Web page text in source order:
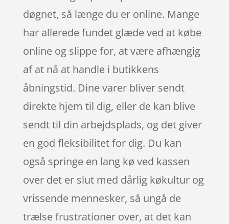
døgnet, så længe du er online. Mange
har allerede fundet glæde ved at købe
online og slippe for, at være afhængig
af at nå at handle i butikkens
åbningstid. Dine varer bliver sendt
direkte hjem til dig, eller de kan blive
sendt til din arbejdsplads, og det giver
en god fleksibilitet for dig. Du kan
også springe en lang kø ved kassen
over det er slut med dårlig køkultur og
vrissende mennesker, så ungå de
trælse frustrationer over, at det kan